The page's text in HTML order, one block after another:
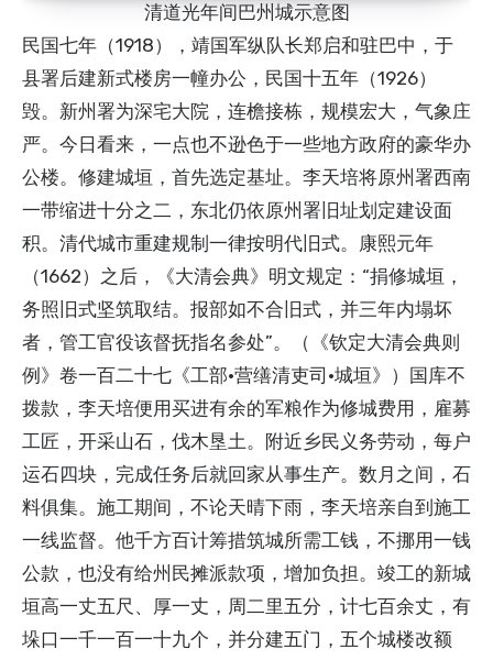
清道光年间巴州城示意图
民国七年（1918），靖国军纵队长郑启和驻巴中，于
县署后建新式楼房一幢办公，民国十五年（1926）
毁。新州署为深宅大院，连檐接栋，规模宏大，气象庄
严。今日看来，一点也不逊色于一些地方政府的豪华办
公楼。修建城垣，首先选定基址。李天培将原州署西南
一带缩进十分之二，东北仍依原州署旧址划定建设面
积。清代城市重建规制一律按明代旧式。康熙元年
（1662）之后，《大清会典》明文规定：“捐修城垣，
务照旧式坚筑取结。报部如不合旧式，并三年内塌坏
者，管工官役该督抚指名参处”。（《钦定大清会典则
例》卷一百二十七《工部·营缮清吏司·城垣》）国库不
拨款，李天培便用买进有余的军粮作为修城费用，雇募
工匠，开采山石，伐木垦土。附近乡民义务劳动，每户
运石四块，完成任务后就回家从事生产。数月之间，石
料俱集。施工期间，不论天晴下雨，李天培亲自到施工
一线监督。他千方百计筹措筑城所需工钱，不挪用一钱
公款，也没有给州民摊派款项，增加负担。竣工的新城
垣高一丈五尺、厚一丈，周二里五分，计七百余丈，有
垛口一千一百一十九个，并分建五门，五个城楼改额